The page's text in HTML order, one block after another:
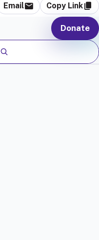
Email Copy Link
Donate